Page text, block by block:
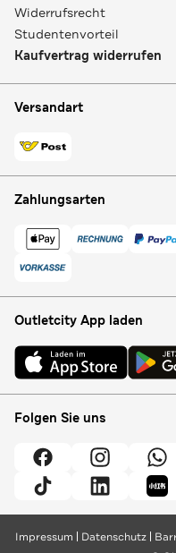
Widerrufsrecht
Studentenvorteil
Kaufvertrag widerrufen
Versandart
Zahlungsarten
Outletcity App laden
Folgen Sie uns
Impressum Datenschutz